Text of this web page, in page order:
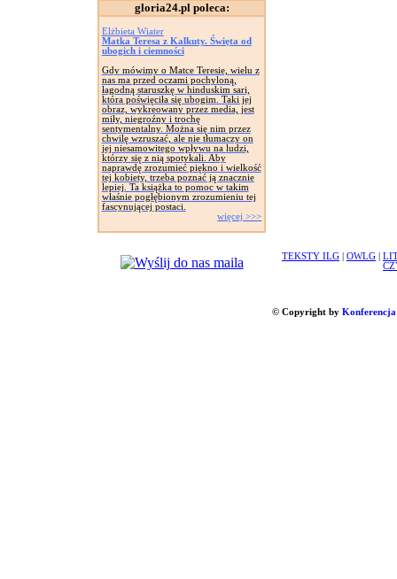
gloria24.pl poleca:
Elżbieta Wiater
Matka Teresa z Kalkuty. Święta od
ubogich i ciemności
Gdy mówimy o Matce Teresie, wielu z
nas ma przed oczami pochyloną,
łagodną staruszkę w hinduskim sari,
która poświęciła się ubogim. Taki jej
obraz, wykreowany przez media, jest
miły, niegroźny i trochę
sentymentalny. Można się nim przez
chwilę wzruszać, ale nie tłumaczy on
jej niesamowitego wpływu na ludzi,
którzy się z nią spotykali. Aby
naprawdę zrozumieć piękno i wielkość
tej kobiety, trzeba poznać ją znacznie
lepiej. Ta książka to pomoc w takim
właśnie pogłębionym zrozumieniu tej
fascynującej postaci.
więcej >>>
TEKSTY ILG OWLG
© Copyright by Konferencja